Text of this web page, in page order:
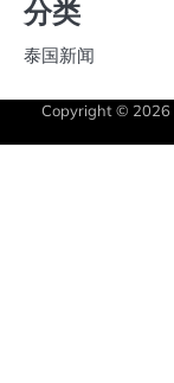
分类
泰国新闻
Copyright © 2026